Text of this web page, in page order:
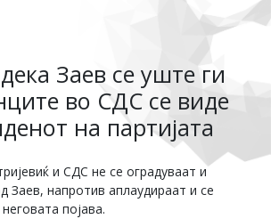
Заев се уште ги
во СДС се виде
на партијата
и СДС не се оградуваат и
Заев, напротив аплаудираат и се
појава.